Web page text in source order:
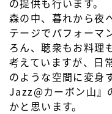
森の中、暮れから夜
テージでパフォーマ
ろん、聴衆もお料理
考えていますが、日
のような空間に変身
Jazz@カーボン山』
かと思います。